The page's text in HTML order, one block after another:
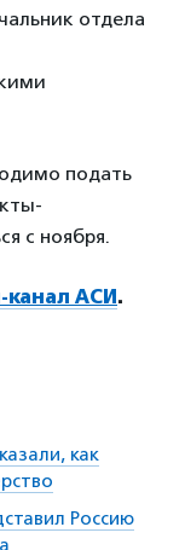
отдела
подать
с ноября.
канал АСИ.
как
Россию